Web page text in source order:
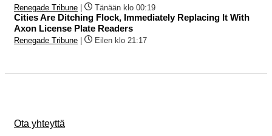
Renegade Tribune Tänään klo 00:19
Cities Are Ditching Flock, Immediately Replacing It With
Axon License Plate Readers
Renegade Tribune Eilen klo 21:17
Ota yhteyttä